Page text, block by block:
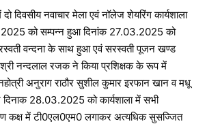
दिवसीय नवाचार मेला एवं नॉलेज शेयरिंग कार्यशाला
2025 को सम्पन्न हुआ दिनांक 27.03.2025 को
वन्दना के साथ हुआ एवं सरस्वती पूजन खण्ड
श्री नन्दलाल रजक ने किया प्रशिक्षक के रूप में
अनुराग राठौर सुशील कुमार इरफान खान व मधू
28.03.2025 को कार्यशाला में सभी
कक्ष में टी0एल0एम0 लगाकर अत्यधिक सुसज्जित